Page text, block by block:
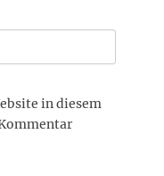
in diesem